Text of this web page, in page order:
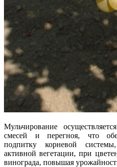
Мульчирование
смесей и перегноя, что
подпитку корневой
активной вегетации, при
винограда, повышая